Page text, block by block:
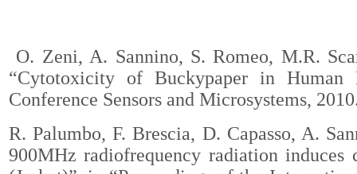
O. Zeni, A. Sannino, S. Romeo, M.R.
“Cytotoxicity of Buckypaper in
Conference Sensors and Microsystems,
R. Palumbo, F. Brescia, D. Capasso, A.
900MHz radiofrequency radiation